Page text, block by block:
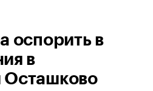
оспорить в
в
Осташково